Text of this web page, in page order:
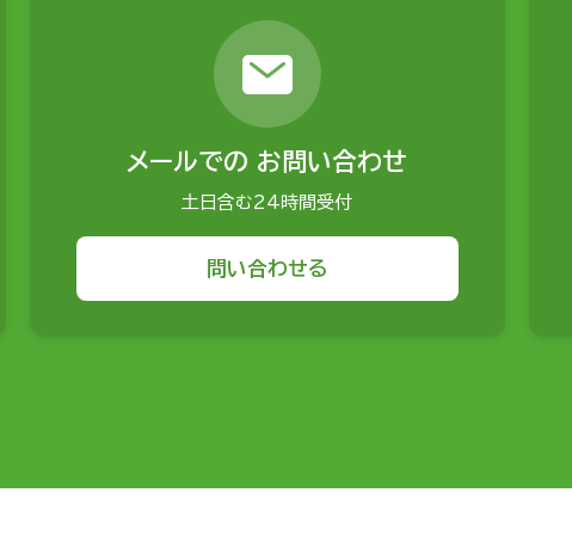
メールでの お問い合わせ
土日含む24時間受付
問い合わせる